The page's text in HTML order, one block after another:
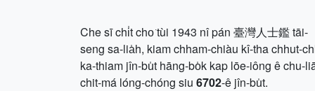
Che sī chi̍t cho͘ tùi 1943 nî pán 臺灣人士鑑 tāi-
seng sa-lia̍h, kiam chham-chiàu kî-tha chhut-
ka-thiam jîn-bu̍t hāng-bo̍k kap lōe-iông ê chu-
chit-má lóng-chóng siu 6702-ê jîn-bu̍t.